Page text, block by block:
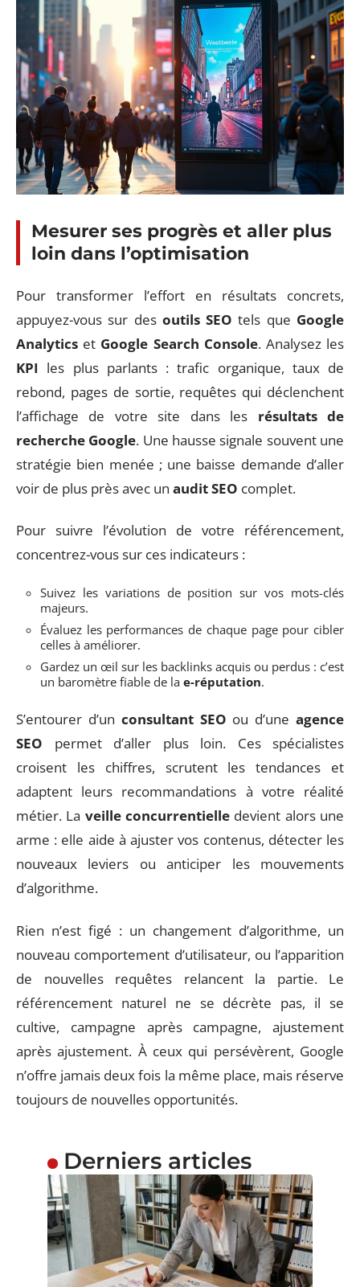
Mesurer ses progrès et aller plus
loin dans l’optimisation
Pour transformer l’effort en résultats concrets,
appuyez-vous sur des outils SEO tels que Google
Analytics et Google Search Console. Analysez les
KPI les plus parlants : trafic organique, taux de
rebond, pages de sortie, requêtes qui déclenchent
l’affichage de votre site dans les résultats de
recherche Google. Une hausse signale souvent une
stratégie bien menée ; une baisse demande d’aller
voir de plus près avec un audit SEO complet.
Pour suivre l’évolution de votre référencement,
concentrez-vous sur ces indicateurs :
Suivez les variations de position sur vos mots-clés
majeurs.
Évaluez les performances de chaque page pour cibler
celles à améliorer.
Gardez un œil sur les backlinks acquis ou perdus : c’est
un baromètre fiable de la e-réputation.
S’entourer d’un consultant SEO ou d’uneagence
SEO permet d’aller plus loin. Ces spécialistes
croisent les chiffres, scrutent les tendances et
adaptent leurs recommandations à votre réalité
métier. La veille concurrentielle devient alors une
arme : elle aide à ajuster vos contenus, détecter les
nouveaux leviers ou anticiper les mouvements
d’algorithme.
Rien n’est figé : un changement d’algorithme, un
nouveau comportement d’utilisateur, ou l’apparition
de nouvelles requêtes relancent la partie. Le
référencement naturel ne se décrète pas, il se
cultive, campagne après campagne, ajustement
après ajustement. À ceux qui persévèrent, Google
n’offre jamais deux fois la même place, mais réserve
toujours de nouvelles opportunités.
Derniers articles